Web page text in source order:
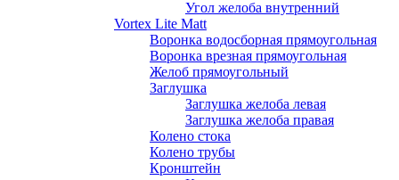
Угол желоба внутренний
Vortex Lite Matt
Воронка водосборная прямоугольная
Воронка врезная прямоугольная
Желоб прямоугольный
Заглушка
Заглушка желоба левая
Заглушка желоба правая
Колено стока
Колено трубы
Кронштейн